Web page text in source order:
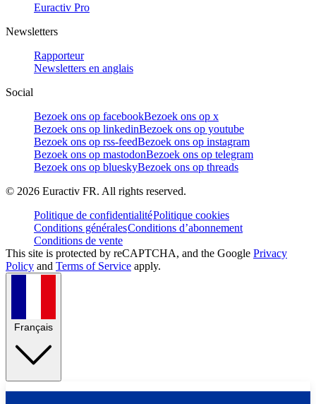
Euractiv Pro
Newsletters
Rapporteur
Newsletters en anglais
Social
Bezoek ons op facebookBezoek ons op x
Bezoek ons op linkedinBezoek ons op youtube
Bezoek ons op rss-feedBezoek ons op instagram
Bezoek ons op mastodonBezoek ons op telegram
Bezoek ons op blueskyBezoek ons op threads
© 2026 Euractiv FR. All rights reserved.
Politique de confidentialitéPolitique cookies
Conditions généralesConditions d’abonnement
Conditions de vente
This site is protected by reCAPTCHA, and the Google Privacy
Policy and Terms of Service apply.
Français